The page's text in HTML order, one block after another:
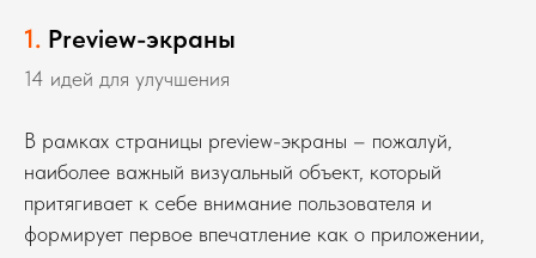
1. Preview-экраны
14 идей для улучшения
В рамках страницы preview-экраны – пожалуй,
наиболее важный визуальный объект, который
притягивает к себе внимание пользователя и
формирует первое впечатление как о приложении,